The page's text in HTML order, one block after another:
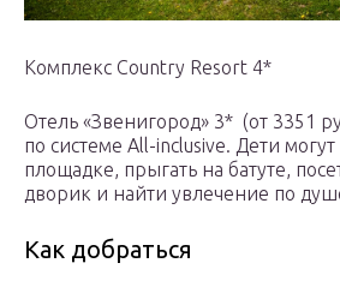
Комплекс Country Resort 4*
Отель «Звенигород» 3* (от 3351
по системе All-inclusive. Дети могут
площадке, прыгать на батуте,
дворик и найти увлечение по
Как добраться